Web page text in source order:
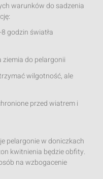
warunków do sadzenia
godzin światła
do pelargonii
wilgotność, ale
przed wiatrem i
pelargonie w doniczkach
kwitnienia będzie obfity.
na wzbogacenie